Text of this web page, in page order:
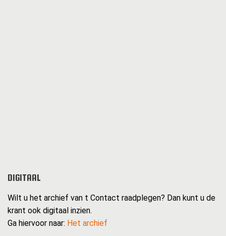
DIGITAAL
Wilt u het archief van t Contact raadplegen? Dan kunt u de
krant ook digitaal inzien.
Ga hiervoor naar: Het archief